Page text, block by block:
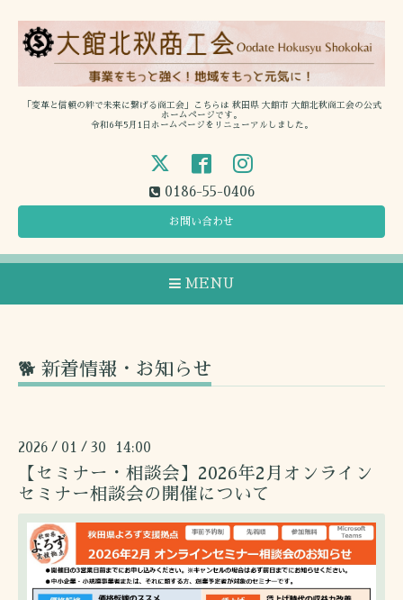
「変革と信頼の絆で未来に繋げる商工会」こちらは 秋田県 大館市 大館北秋商工会の公式
ホームページです。
令和6年5月1日ホームページをリニューアルしました。
0186-55-0406
お問い合わせ
MENU
🐕 新着情報・お知らせ
2026 / 01 / 30 14:00
【セミナー・相談会】2026年2月オンライン
セミナー相談会の開催について